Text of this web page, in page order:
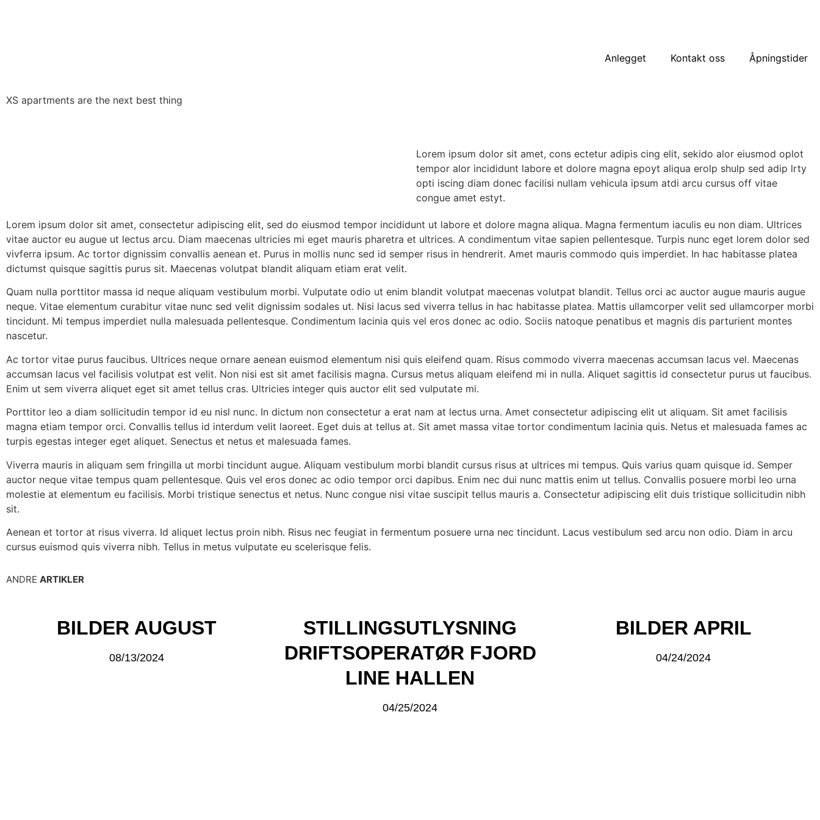
Anlegget Kontakt oss Åpningstider
XS apartments are the next best thing
Lorem ipsum dolor sit amet, cons ectetur adipis cing elit, sekido alor eiusmod oplot
tempor alor incididunt labore et dolore magna epoyt aliqua erolp shulp sed adip lrty
opti iscing diam donec facilisi nullam vehicula ipsum atdi arcu cursus off vitae
congue amet estyt.
Lorem ipsum dolor sit amet, consectetur adipiscing elit, sed do eiusmod tempor incididunt ut labore et dolore magna aliqua. Magna fermentum iaculis eu non diam. Ultrices
vitae auctor eu augue ut lectus arcu. Diam maecenas ultricies mi eget mauris pharetra et ultrices. A condimentum vitae sapien pellentesque. Turpis nunc eget lorem dolor sed
vivferra ipsum. Ac tortor dignissim convallis aenean et. Purus in mollis nunc sed id semper risus in hendrerit. Amet mauris commodo quis imperdiet. In hac habitasse platea
dictumst quisque sagittis purus sit. Maecenas volutpat blandit aliquam etiam erat velit.
Quam nulla porttitor massa id neque aliquam vestibulum morbi. Vulputate odio ut enim blandit volutpat maecenas volutpat blandit. Tellus orci ac auctor augue mauris augue
neque. Vitae elementum curabitur vitae nunc sed velit dignissim sodales ut. Nisi lacus sed viverra tellus in hac habitasse platea. Mattis ullamcorper velit sed ullamcorper morbi
tincidunt. Mi tempus imperdiet nulla malesuada pellentesque. Condimentum lacinia quis vel eros donec ac odio. Sociis natoque penatibus et magnis dis parturient montes
nascetur.
Ac tortor vitae purus faucibus. Ultrices neque ornare aenean euismod elementum nisi quis eleifend quam. Risus commodo viverra maecenas accumsan lacus vel. Maecenas
accumsan lacus vel facilisis volutpat est velit. Non nisi est sit amet facilisis magna. Cursus metus aliquam eleifend mi in nulla. Aliquet sagittis id consectetur purus ut faucibus.
Enim ut sem viverra aliquet eget sit amet tellus cras. Ultricies integer quis auctor elit sed vulputate mi.
Porttitor leo a diam sollicitudin tempor id eu nisl nunc. In dictum non consectetur a erat nam at lectus urna. Amet consectetur adipiscing elit ut aliquam. Sit amet facilisis
magna etiam tempor orci. Convallis tellus id interdum velit laoreet. Eget duis at tellus at. Sit amet massa vitae tortor condimentum lacinia quis. Netus et malesuada fames ac
turpis egestas integer eget aliquet. Senectus et netus et malesuada fames.
Viverra mauris in aliquam sem fringilla ut morbi tincidunt augue. Aliquam vestibulum morbi blandit cursus risus at ultrices mi tempus. Quis varius quam quisque id. Semper
auctor neque vitae tempus quam pellentesque. Quis vel eros donec ac odio tempor orci dapibus. Enim nec dui nunc mattis enim ut tellus. Convallis posuere morbi leo urna
molestie at elementum eu facilisis. Morbi tristique senectus et netus. Nunc congue nisi vitae suscipit tellus mauris a. Consectetur adipiscing elit duis tristique sollicitudin nibh
sit.
Aenean et tortor at risus viverra. Id aliquet lectus proin nibh. Risus nec feugiat in fermentum posuere urna nec tincidunt. Lacus vestibulum sed arcu non odio. Diam in arcu
cursus euismod quis viverra nibh. Tellus in metus vulputate eu scelerisque felis.
ANDRE ARTIKLER
BILDER AUGUST
08/13/2024
STILLINGSUTLYSNING
DRIFTSOPERATØR FJORD
LINE HALLEN
04/25/2024
BILDER APRIL
04/24/2024